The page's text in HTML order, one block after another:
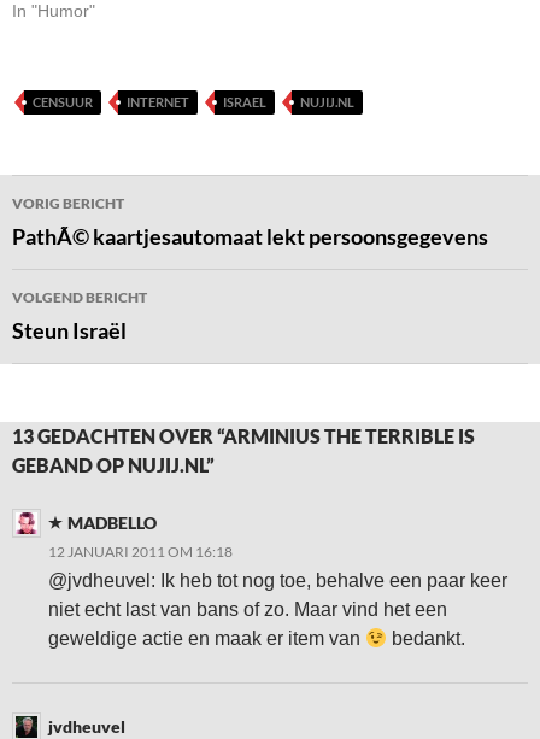
In "Humor"
CENSUUR INTERNET ISRAEL NUJIJ.NL
Bericht
navigatie
VORIG BERICHT
PathÃ© kaartjesautomaat lekt persoonsgegevens
VOLGEND BERICHT
Steun Israël
13 GEDACHTEN OVER “ARMINIUS THE TERRIBLE IS
GEBAND OP NUJIJ.NL”
MADBELLO
12 JANUARI 2011 OM 16:18
@jvdheuvel: Ik heb tot nog toe, behalve een paar keer
niet echt last van bans of zo. Maar vind het een
geweldige actie en maak er item van
bedankt.
jvdheuvel